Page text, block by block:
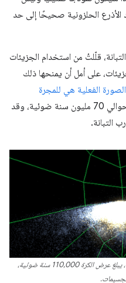
الحلزونية صحيحًا إلى حد
قلّلتُ من استخدام الجزيئات
على أمل أن يمنحها ذلك
الصورة الفعلية هي للمجرة
التي تبعد عنا حوالي 70 مليون سنة ضوئية، وقد
التبانة.
كل وحدة GL هي سنة ضوئية. في هذه الحالة، يبلغ عرض الكرة 110,000 سنة ضوئية،